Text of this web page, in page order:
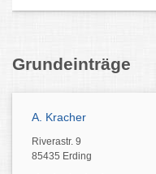
Grundeinträge
A. Kracher
Riverastr. 9
85435 Erding